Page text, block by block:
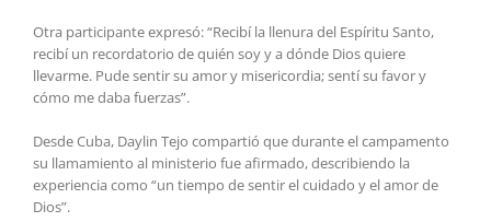
Otra participante expresó: “Recibí la llenura del Espíritu Santo,
recibí un recordatorio de quién soy y a dónde Dios quiere
llevarme. Pude sentir su amor y misericordia; sentí su favor y
cómo me daba fuerzas”.
Desde Cuba, Daylin Tejo compartió que durante el campamento
su llamamiento al ministerio fue afirmado, describiendo la
experiencia como “un tiempo de sentir el cuidado y el amor de
Dios”.